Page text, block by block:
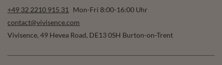
+49 32 2210 915 31
Mon-Fri 8:00-16:00 Uhr
contact@vivisence.com
Vivisence, 49 Hevea Road, DE13 0SH Burton-on-Trent